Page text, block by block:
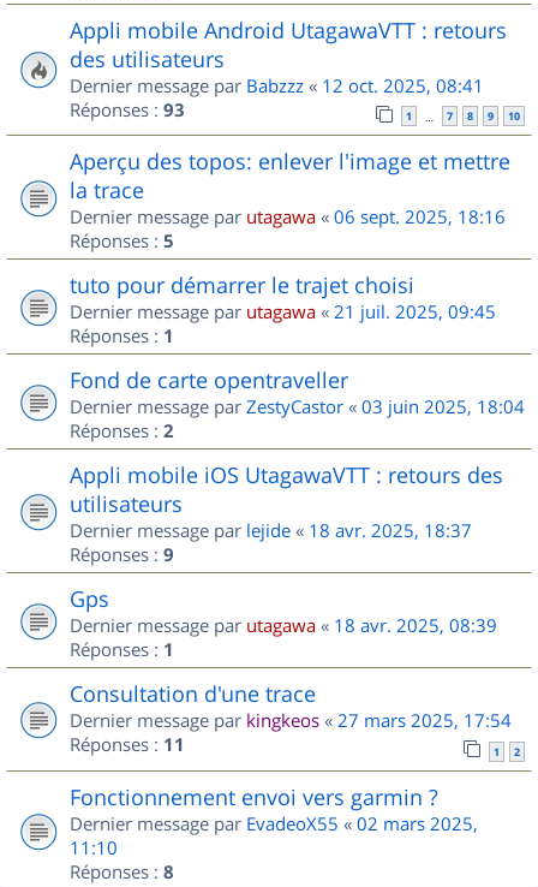
Appli mobile Android UtagawaVTT : retours
des utilisateurs
Dernier message par Babzzz « 12 oct. 2025, 08:41
Réponses : 93 1 … 7 8 9 10
Aperçu des topos: enlever l'image et mettre
la trace
Dernier message par utagawa « 06 sept. 2025, 18:16
Réponses : 5
tuto pour démarrer le trajet choisi
Dernier message par utagawa « 21 juil. 2025, 09:45
Réponses : 1
Fond de carte opentraveller
Dernier message par ZestyCastor « 03 juin 2025, 18:04
Réponses : 2
Appli mobile iOS UtagawaVTT : retours des
utilisateurs
Dernier message par lejide « 18 avr. 2025, 18:37
Réponses : 9
Gps
Dernier message par utagawa « 18 avr. 2025, 08:39
Réponses : 1
Consultation d'une trace
Dernier message par kingkeos « 27 mars 2025, 17:54
Réponses : 11 1 2
Fonctionnement envoi vers garmin ?
Dernier message par EvadeoX55 « 02 mars 2025,
11:10
Réponses : 8